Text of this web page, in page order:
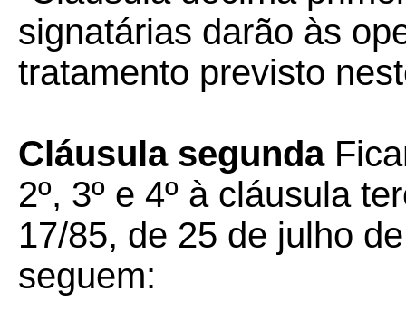
signatárias darão às
tratamento previsto
Cláusula segunda
2º, 3º e 4º à cláusula
17/85, de 25 de julho
seguem: